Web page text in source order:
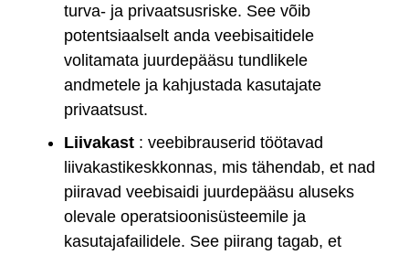
turva- ja privaatsusriske. See võib
potentsiaalselt anda veebisaitidele
volitamata juurdepääsu tundlikele
andmetele ja kahjustada kasutajate
privaatsust.
Liivakast : veebibrauserid töötavad
liivakastikeskkonnas, mis tähendab, et nad
piiravad veebisaidi juurdepääsu aluseks
olevale operatsioonisüsteemile ja
kasutajafailidele. See piirang tagab, et